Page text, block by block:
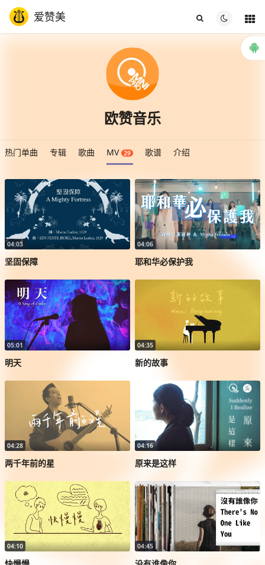
爱赞美
欧赞音乐
热门单曲 专辑 歌曲 MV 29 歌谱 介绍
04:03
坚固保障
04:06
耶和华必保护我
05:01
明天
04:35
新的故事
04:28
两千年前的星
04:16
原来是这样
04:10 04:45